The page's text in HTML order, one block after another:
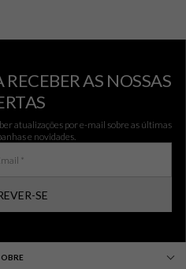
AS NOSSAS
atualizações por e-mail sobre as últimas
e novidades.
SE